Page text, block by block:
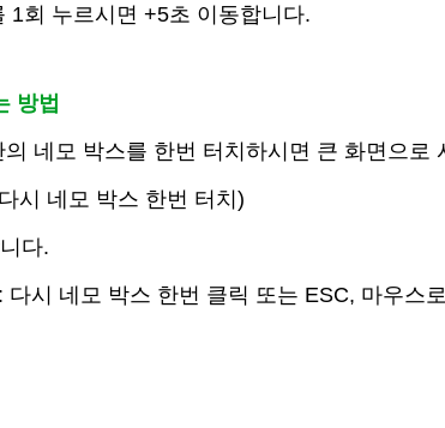
르시면 +5초 이동합니다.
방법
네모 박스를 한번 터치하시면 큰 화면으로
모 박스 한번 터치)
다.
네모 박스 한번 클릭 또는 ESC, 마우스